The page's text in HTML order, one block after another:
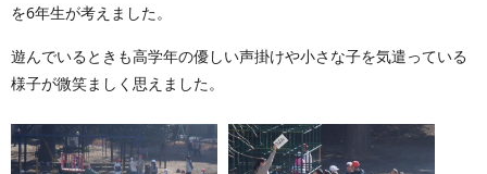
を6年生が考えました。
遊んでいるときも高学年の優しい声掛けや小さな子を気遣っている
様子が微笑ましく思えました。